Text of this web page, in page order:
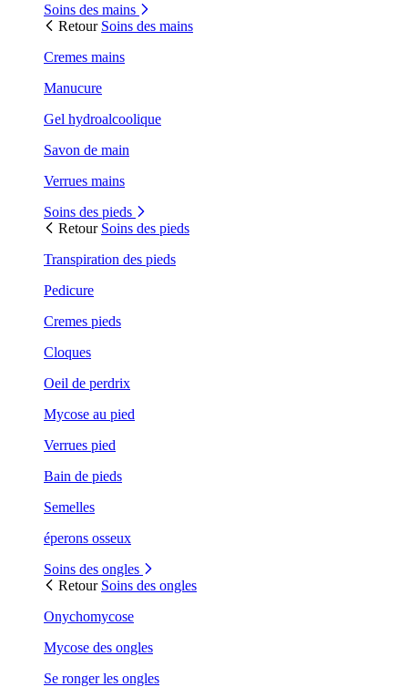
Soins des mains
Retour Soins des mains
Cremes mains
Manucure
Gel hydroalcoolique
Savon de main
Verrues mains
Soins des pieds
Retour Soins des pieds
Transpiration des pieds
Pedicure
Cremes pieds
Cloques
Oeil de perdrix
Mycose au pied
Verrues pied
Bain de pieds
Semelles
éperons osseux
Soins des ongles
Retour Soins des ongles
Onychomycose
Mycose des ongles
Se ronger les ongles